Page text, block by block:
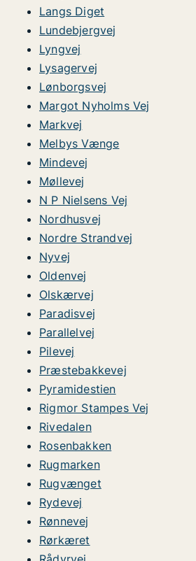
Langs Diget
Lundebjergvej
Lyngvej
Lysagervej
Lønborgsvej
Margot Nyholms Vej
Markvej
Melbys Vænge
Mindevej
Møllevej
N P Nielsens Vej
Nordhusvej
Nordre Strandvej
Nyvej
Oldenvej
Olskærvej
Paradisvej
Parallelvej
Pilevej
Præstebakkevej
Pyramidestien
Rigmor Stampes Vej
Rivedalen
Rosenbakken
Rugmarken
Rugvænget
Rydevej
Rønnevej
Rørkæret